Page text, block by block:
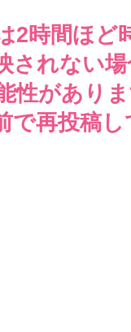
2時間ほど
されない
性があり
で再投稿